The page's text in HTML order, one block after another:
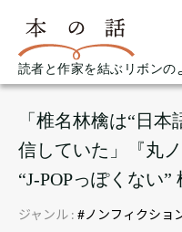
読者と作家を結ぶリボンの
「椎名林檎は“日
信していた」『丸
“J-POPっぽくない
ジャンル : #ノンフィクショ